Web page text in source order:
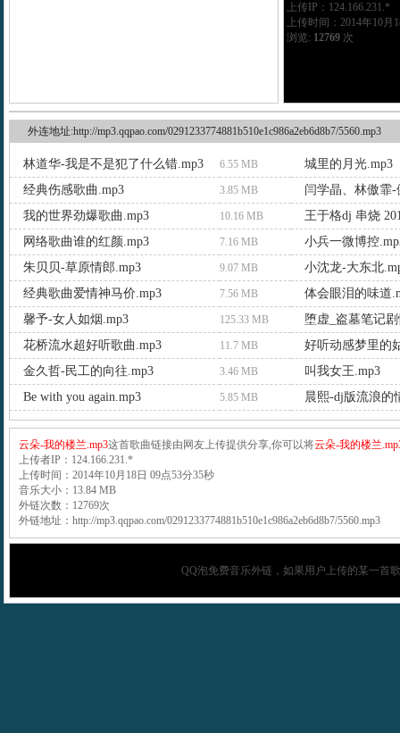
上传IP：124.166.231.*
上传时间：2014年10月
浏览: 12769次
外连地址:http://mp3.qqpao.com/0291233774881b510e1c986a2eb6d8b7/5560.mp3
林道华-我是不是犯了什么错.mp3 6.55 MB
城里的月光.mp3
经典伤感歌曲.mp3
3.85 MB
闫学晶、林傲霏-
我的世界劲爆歌曲.mp3
10.16 MB
网络歌曲谁的红颜.mp3 7.16 MB
小兵一微博控
朱贝贝-草原情郎.mp3
9.07 MB
小沈龙-大东北
经典歌曲爱情神马价.mp3
7.56 MB
体会眼泪的味道
馨予-女人如烟.mp3
125.33 MB
堕虚_盗墓笔记
花桥流水超好听歌曲.mp3
11.7 MB
好听动感梦里的
金久哲-民工的向往.mp3
3.46 MB
叫我女王.mp3
Be with you again.mp3
5.85 MB 晨熙-dj版流浪的
云朵-我的楼兰.mp3这首歌曲链接由网友上传提供分享,你可以将云朵-我的楼兰
上传者IP：124.166.231.*
上传时间：2014年10月18日 09点53分35秒
音乐大小：13.84 MB
外链次数：12769次
外链地址：http://mp3.qqpao.com/0291233774881b510e1c986a2eb6d8b7/5560.mp3
QQ泡免费音乐外链，如果用户上传的某一首